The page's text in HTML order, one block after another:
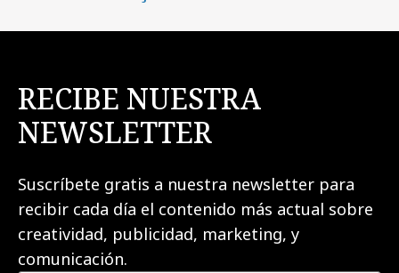
RECIBE NUESTRA
NEWSLETTER
Suscríbete gratis a nuestra newsletter para
recibir cada día el contenido más actual sobre
creatividad, publicidad, marketing, y
comunicación.